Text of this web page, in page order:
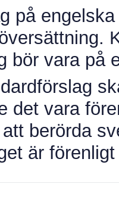
på
bör vara på
det vara
berörda
är